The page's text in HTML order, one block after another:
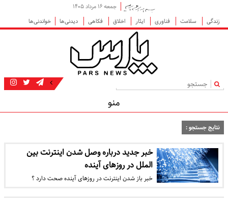
جمعه ۱۶ مرداد ۱۴۰۵
زندگی
سلامت فناوری ایثار اخلاق فکاهی دیدنی‌ها خواندنی‌ها
|
منو
نتایج جستجو :
خبر جدید درباره وصل شدن اینترنت بین
الملل در روزهای آینده
خبر باز شدن اینترنت در روزهای آینده صحت دارد ؟